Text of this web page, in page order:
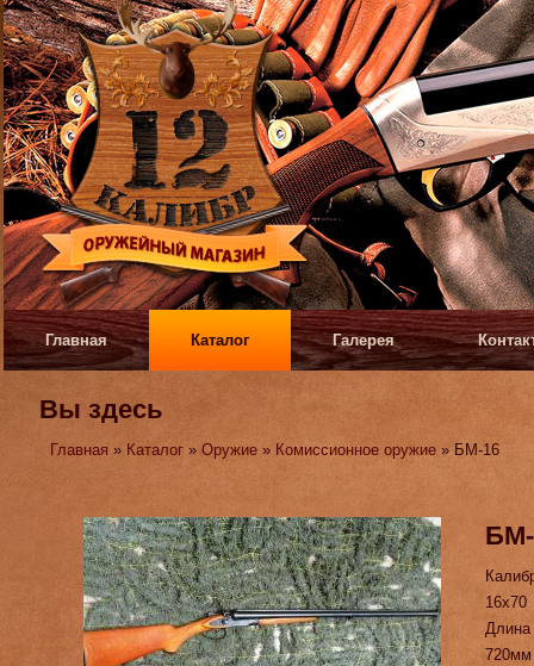
Главная Каталог Галерея
Вы здесь
Главная » Каталог »Оружие » Комиссионное оружие » БМ-16
16х70
720мм